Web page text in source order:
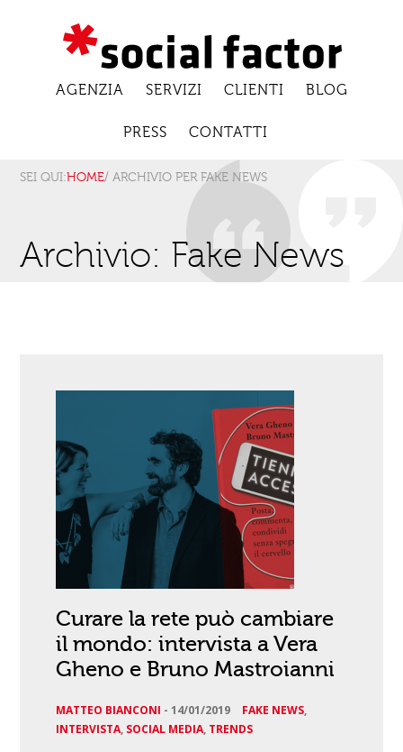
AGENZIA SERVIZI CLIENTI BLOG
PRESS CONTATTI
SEI QUI:HOME/ ARCHIVIO PER FAKE NEWS
Archivio: Fake News
Curare la rete può cambiare
il mondo: intervista a Vera
Gheno e Bruno Mastroianni
MATTEO BIANCONI -14/01/2019 FAKE NEWS,
INTERVISTA, SOCIAL MEDIA, TRENDS